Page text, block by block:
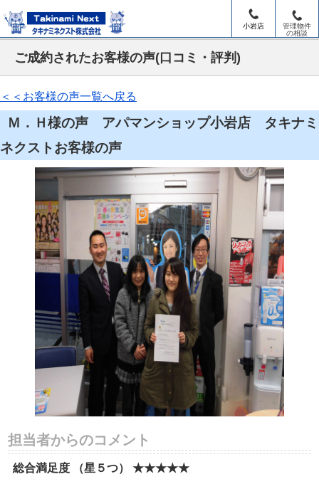
小岩店
管理物件
の相談
ご成約されたお客様の声(口コミ・評判)
＜＜お客様の声一覧へ戻る
Ｍ．Ｈ様の声 アパマンショップ小岩店 タキナミ
ネクストお客様の声
担当者からのコメント
総合満足度 （星５つ） ★★★★★